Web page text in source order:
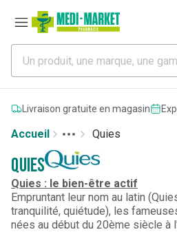
Livraison gratuite en magasin
Accueil
More
Toggle menu
Quies
Quies
Quies : le bien-être actif
Empruntant leur nom au latin
tranquilité, quiétude), les
nées au début du 20ème siècle à